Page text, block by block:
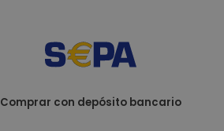
Comprar con depósito bancario